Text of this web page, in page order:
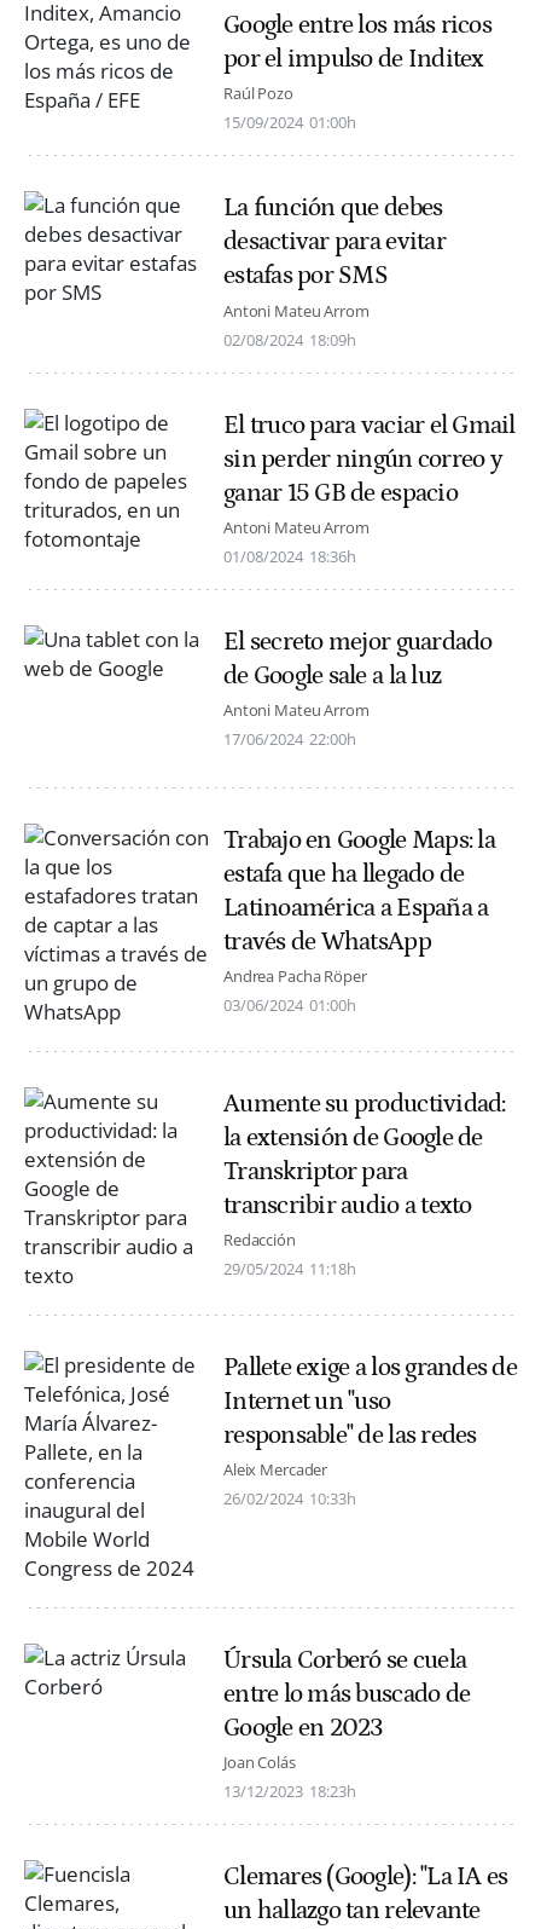
Google entre los más ricos
por el impulso de Inditex
Raúl Pozo
15/09/2024 01:00h
La función que debes
desactivar para evitar
estafas por SMS
Antoni Mateu Arrom
02/08/2024 18:09h
El truco para vaciar el Gmail
sin perder ningún correo y
ganar 15 GB de espacio
Antoni Mateu Arrom
01/08/2024 18:36h
El secreto mejor guardado
de Google sale a la luz
Antoni Mateu Arrom
17/06/2024 22:00h
Trabajo en Google Maps: la
estafa que ha llegado de
Latinoamérica a España a
través de WhatsApp
Andrea Pacha Röper
03/06/2024 01:00h
Aumente su productividad:
la extensión de Google de
Transkriptor para
transcribir audio a texto
Redacción
29/05/2024 11:18h
Pallete exige a los grandes de
Internet un "uso
responsable" de las redes
Aleix Mercader
26/02/2024 10:33h
Úrsula Corberó se cuela
entre lo más buscado de
Google en 2023
Joan Colás
13/12/2023 18:23h
Clemares (Google): "La IA es
un hallazgo tan relevante